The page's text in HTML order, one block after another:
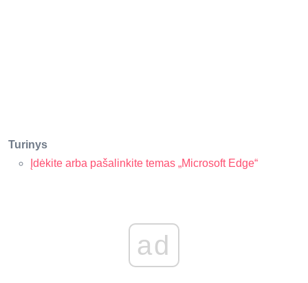
Turinys
Įdėkite arba pašalinkite temas „Microsoft Edge“
ad